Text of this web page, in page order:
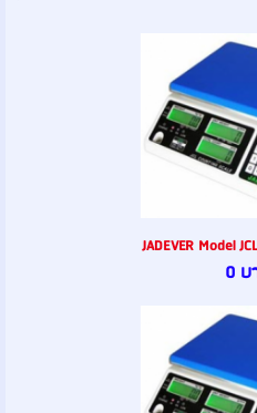
JADEVER Model
0 บ